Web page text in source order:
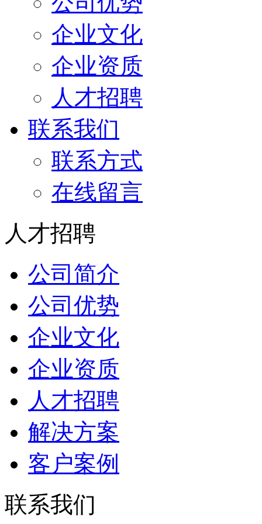
企业文化
企业资质
人才招聘
联系我们
联系方式
在线留言
人才招聘
公司简介
公司优势
企业文化
企业资质
人才招聘
解决方案
客户案例
联系我们